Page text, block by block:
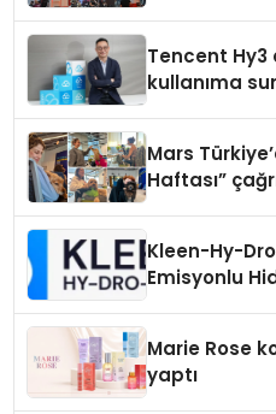
Tencent
kullanıma
Mars
Haftası”
Kleen-Hy-
Emisyonlu
Marie Rose
yaptı